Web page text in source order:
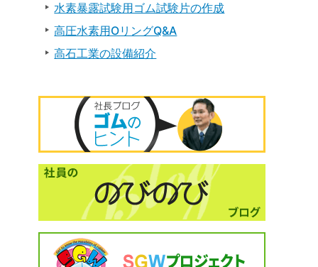
水素暴露試験用ゴム試験片の作成
高圧水素用OリングQ&A
高石工業の設備紹介